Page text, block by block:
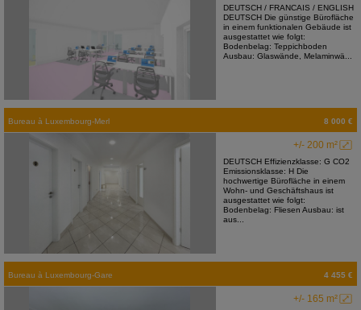
DEUTSCH / FRANCAIS / ENGLISH
DEUTSCH Die günstige Bürofläche
in einem funktionalen Gebäude ist
ausgestattet wie folgt:
Bodenbelag: Teppichboden
Ausbau: Glaswände, Melaminwä...
Bureau à Luxembourg-Merl 8 000 €
+/- 200 m²
DEUTSCH Effizienzklasse: G CO2
Emissionsklasse: H Die
hochwertige Bürofläche in einem
Wohn- und Geschäftshaus ist
ausgestattet wie folgt:
Bodenbelag: Fliesen Ausbau: ist
aus...
Bureau à Luxembourg-Gare 4 455 €
+/- 165 m²